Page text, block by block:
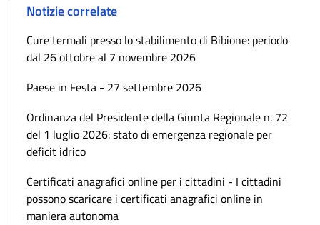
Notizie correlate
Cure termali presso lo stabilimento di Bibione: periodo
dal 26 ottobre al 7 novembre 2026
Paese in Festa - 27 settembre 2026
Ordinanza del Presidente della Giunta Regionale n. 72
del 1 luglio 2026: stato di emergenza regionale per
deficit idrico
Certificati anagrafici online per i cittadini - I cittadini
possono scaricare i certificati anagrafici online in
maniera autonoma